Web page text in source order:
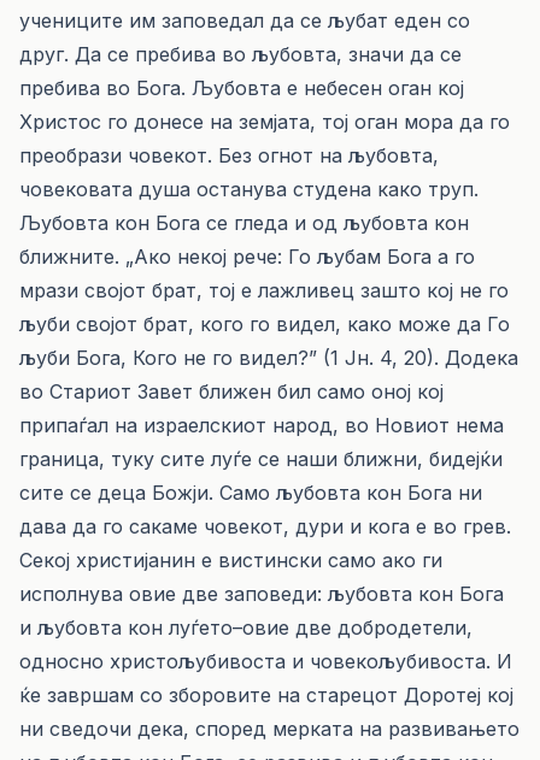
учениците им заповедал да се љубат еден со
друг. Да се пребива во љубовта, значи да се
пребива во Бога. Љубовта е небесен оган кој
Христос го донесе на земјата, тој оган мора да го
преобрази човекот. Без огнот на љубовта,
човековата душа останува студена како труп.
Љубовта кон Бога се гледа и од љубовта кон
ближните. „Ако некој рече: Го љубам Бога а го
мрази својот брат, тој е лажливец зашто кој не го
љуби својот брат, кого го видел, како може да Го
љуби Бога, Кого не го видел?” (1 Јн. 4, 20). Додека
во Стариот Завет ближен бил само оној кој
припаѓал на израелскиот народ, во Новиот нема
граница, туку сите луѓе се наши ближни, бидејќи
сите се деца Божји. Само љубовта кон Бога ни
дава да го сакаме човекот, дури и кога е во грев.
Секој христијанин е вистински само ако ги
исполнува овие две заповеди: љубовта кон Бога
и љубовта кон луѓето–овие две добродетели,
односно христољубивоста и човекољубивоста. И
ќе завршам со зборовите на старецот Доротеј кој
ни сведочи дека, според мерката на развивањето